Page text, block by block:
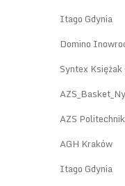
Itago Gdynia
Domino
Syntex
AZS
AGH Kraków
Itago Gdynia